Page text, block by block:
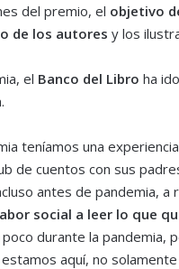
del premio, el objetivo
de los autores y los
el Banco del Libro ha
teníamos una
de cuentos con sus
antes de pandemia, a
social a leer lo que
durante la pandemia,
aquí, no